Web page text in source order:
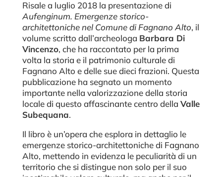
Risale a luglio 2018 la presentazione di
Aufenginum. Emergenze storico-
architettoniche nel Comune di Fagnano Alto, il
volume scritto dall’archeologa Barbara Di
Vincenzo, che ha raccontato per la prima
volta la storia e il patrimonio culturale di
Fagnano Alto e delle sue dieci frazioni. Questa
pubblicazione ha segnato un momento
importante nella valorizzazione della storia
locale di questo affascinante centro della Valle
Subequana.
Il libro è un’opera che esplora in dettaglio le
emergenze storico-architettoniche di Fagnano
Alto, mettendo in evidenza le peculiarità di un
territorio che si distingue non solo per il suo